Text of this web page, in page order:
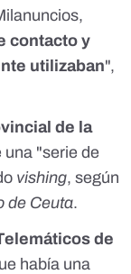
contacto y
utilizaban",
de la
"serie de
vishing, según
de Ceuta.
de
había una